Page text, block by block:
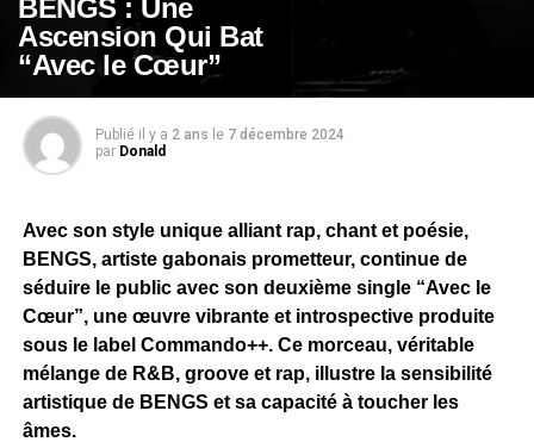
BENGS : Une
Ascension Qui Bat
“Avec le Cœur”
Publié il y a 2 ans le 7 décembre 2024
par Donald
Avec son style unique alliant rap, chant et poésie,
BENGS, artiste gabonais prometteur, continue de
séduire le public avec son deuxième single “Avec le
Cœur”, une œuvre vibrante et introspective produite
sous le label Commando++. Ce morceau, véritable
mélange de R&B, groove et rap, illustre la sensibilité
artistique de BENGS et sa capacité à toucher les
âmes.